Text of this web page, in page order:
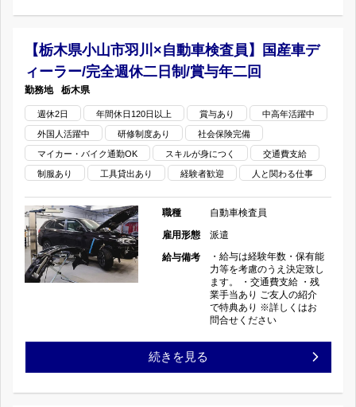
二
日
賞
与
年
国
産
車
デ
ィ
ー
ー/
休
二
県
鹿
沼
市
×
自
員】
国
【栃木県小山市羽川×自動車検査員】国産車デ
ィーラー/完全週休二日制/賞与年二回
栃木県
週休2日 年間休日120日以上 賞与あり 中高年活躍中
外国人活躍中 研修制度あり 社会保険完備
マイカー・バイク通勤OK スキルが身につく 交通費支給
制服あり 工具貸出あり 経験者歓迎 人と関わる仕事
職種
自動車検査員
雇用形態
派遣
給与備考
・給与は経験年数・保有能
力等を考慮のうえ決定致し
ます。 ・交通費支給 ・残
業手当あり ご友人の紹介
で特典あり ※詳しくはお
問合せください
【栃
続きを見る